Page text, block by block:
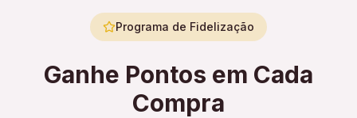
Programa de Fidelização
Ganhe Pontos em Cada
Compra